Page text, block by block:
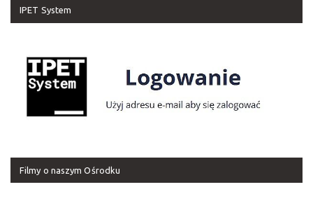
IPET System
Filmy o naszym Ośrodku